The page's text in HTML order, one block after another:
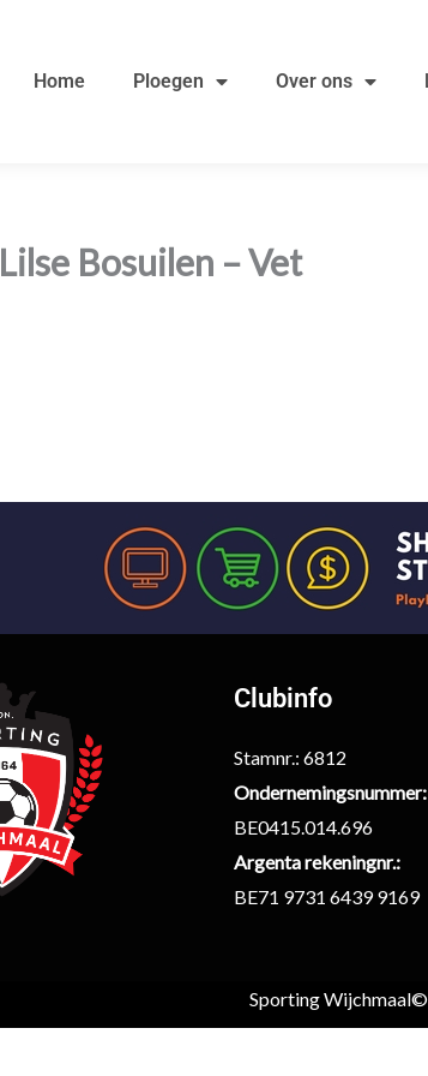
Home Ploegen Over ons
Lilse Bosuilen – Vet
Clubinfo
Stamnr.: 6812
Ondernemingsnummer:
BE0415.014.696
Argenta rekeningnr.:
BE71 9731 6439 9169
Sporting Wijchmaal©